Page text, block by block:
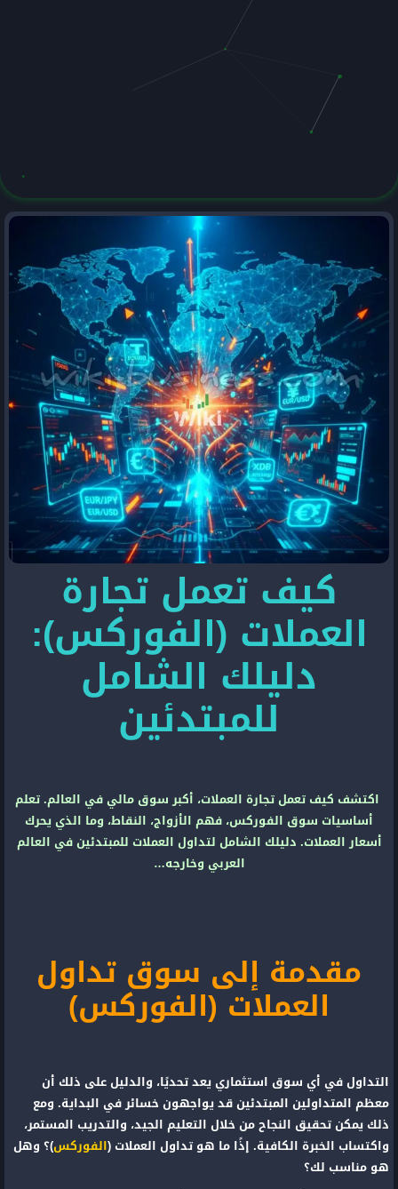
كيف تعمل تجارة
العملات (الفوركس):
دليلك الشامل
للمبتدئين
اكتشف كيف تعمل تجارة العملات، أكبر سوق مالي في العالم. تعلم
أساسيات سوق الفوركس، فهم الأزواج، النقاط، وما الذي يحرك
أسعار العملات. دليلك الشامل لتداول العملات للمبتدئين في العالم
العربي وخارجه…
مقدمة إلى سوق تداول
العملات (الفوركس)
التداول في أي سوق استثماري يعد تحديًا، والدليل على ذلك أن
معظم المتداولين المبتدئين قد يواجهون خسائر في البداية. ومع
ذلك يمكن تحقيق النجاح من خلال التعليم الجيد، والتدريب المستمر،
واكتساب الخبرة الكافية. إذًا ما هو تداول العملات (الفوركس)؟ وهل
هو مناسب لك؟